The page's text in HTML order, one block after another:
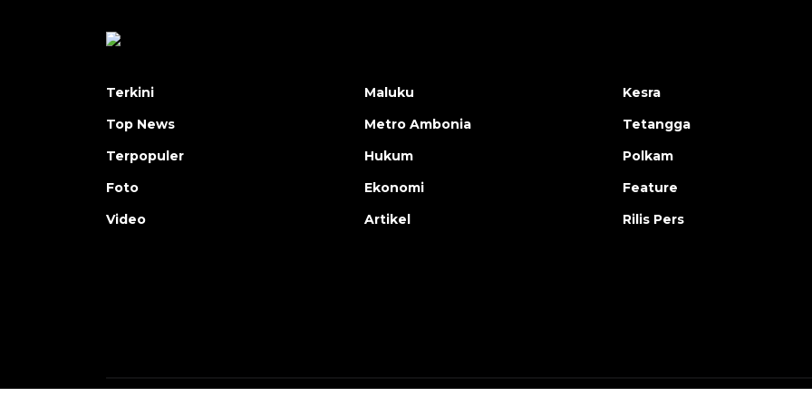
Terkini
Top News
Terpopuler
Foto
Video
Maluku
Metro Ambonia
Hukum
Ekonomi
Artikel
Kesra
Tetangga
Polkam
Feature
Rilis Pers